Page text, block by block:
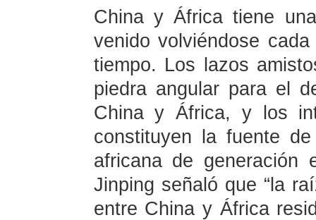
China y África tiene
venido volviéndose
tiempo. Los lazos
piedra angular para el
China y África, y los
constituyen la fuente
africana de generación
Jinping señaló que “la
entre China y África